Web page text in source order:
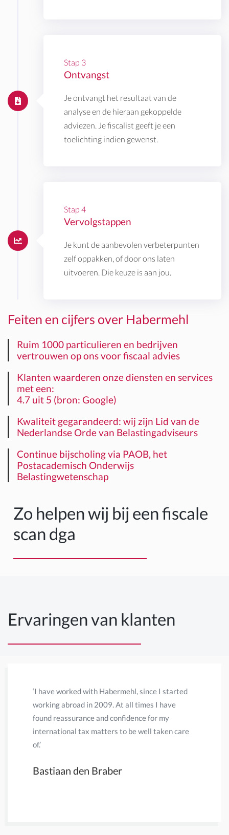
Zo helpen wij bij een fiscale
scan dga
Stap 3
Ontvangst
Je ontvangt het resultaat van de
analyse en de hieraan gekoppelde
adviezen. Je fiscalist geeft je een
toelichting indien gewenst.
Stap 4
Vervolgstappen
Je kunt de aanbevolen verbeterpunten
zelf oppakken, of door ons laten
uitvoeren. Die keuze is aan jou.
Feiten en cijfers over Habermehl
Ruim 1000 particulieren en bedrijven
vertrouwen op ons voor fiscaal advies
Klanten waarderen onze diensten en services
met een:
4.7 uit 5 (bron: Google)
Kwaliteit gegarandeerd: wij zijn Lid van de
Nederlandse Orde van Belastingadviseurs
Continue bijscholing via PAOB, het
Postacademisch Onderwijs
Belastingwetenschap
Ervaringen van klanten
‘I have worked with Habermehl, since I started
working abroad in 2009. At all times I have
found reassurance and confidence for my
international tax matters to be well taken care
of.’
Bastiaan den Braber